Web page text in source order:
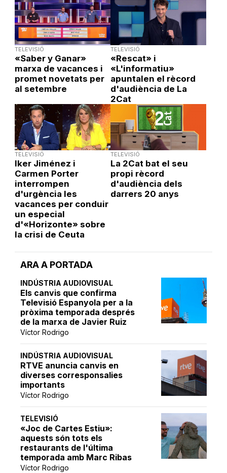
ARA A PORTADA
INDÚSTRIA AUDIOVISUAL
Els canvis que confirma
Televisió Espanyola per a la
pròxima temporada després
de la marxa de Javier Ruiz
Víctor Rodrigo
INDÚSTRIA AUDIOVISUAL
RTVE anuncia canvis en
diverses corresponsalies
importants
Víctor Rodrigo
TELEVISIÓ
«Joc de Cartes Estiu»:
aquests són tots els
restaurants de l'última
temporada amb Marc Ribas
Víctor Rodrigo
TELEVISIÓ
«Saber y Ganar»
marxa de vacances i
promet novetats per
al setembre
TELEVISIÓ
«Rescat» i
«L'informatiu»
apuntalen el rècord
d'audiència de La
2Cat
TELEVISIÓ
Iker Jiménez i
Carmen Porter
interrompen
d'urgència les
vacances per conduir
un especial
d'«Horizonte» sobre
la crisi de Ceuta
TELEVISIÓ
La 2Cat bat el seu
propi rècord
d'audiència dels
darrers 20 anys